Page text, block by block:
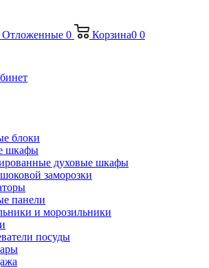
Отложенные 0 Корзина0 0
блоки
шкафы
духовые шкафы
заморозки
панели
и морозильники
посуды